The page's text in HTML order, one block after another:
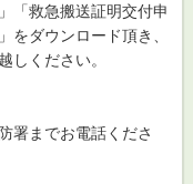
「救急搬送証明交付申
をダウンロード頂き、
しください。
署までお電話くださ